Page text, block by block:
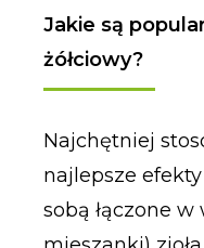
Jakie są
żółciowy?
Najchętniej
najlepsze
sobą łączone